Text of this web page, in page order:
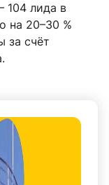
104 лида в
на 20–30 %
за счёт